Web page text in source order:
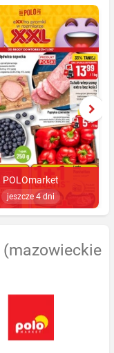
POLOmarket
jeszcze 4 dni
(mazowieckie